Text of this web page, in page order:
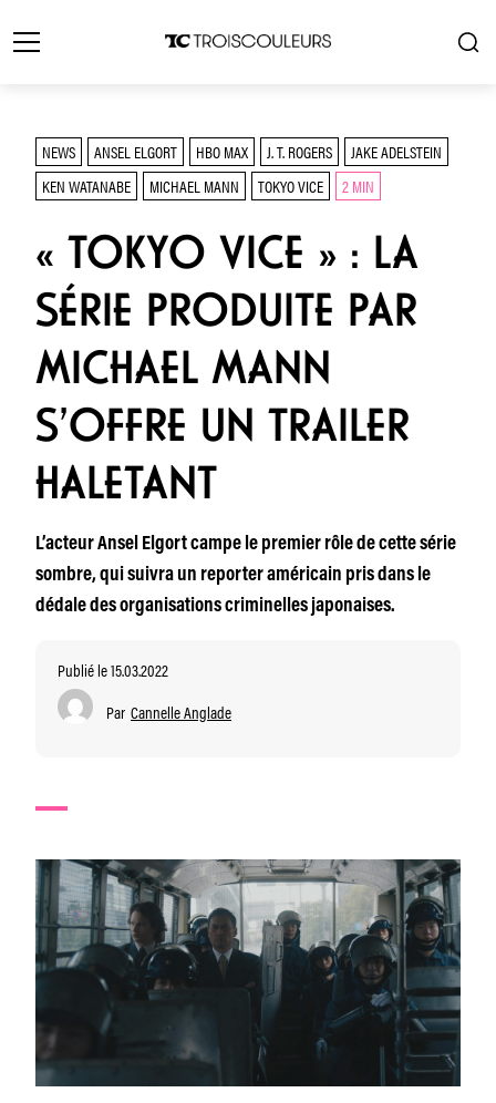
NEWS ANSEL ELGORT HBO MAX J. T. ROGERS
JAKE ADELSTEIN
KEN WATANABE
MICHAEL MANN TOKYO VICE 2 MIN
« TOKYO VICE » : LA
SÉRIE PRODUITE PAR
MICHAEL MANN
S’OFFRE UN TRAILER
HALETANT
L’acteur Ansel Elgort campe le premier rôle de cette série
sombre, qui suivra un reporter américain pris dans le
dédale des organisations criminelles japonaises.
Publié le 15.03.2022
Par Cannelle Anglade